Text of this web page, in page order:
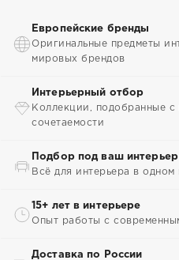
Европейские бренды
Оригинальные предметы
мировых брендов
Интерьерный отбор
Коллекции, подобранные с
сочетаемости
Подбор под ваш интерьер
Всё для интерьера в одном
15+ лет в интерьере
Опыт работы с
Доставка по России